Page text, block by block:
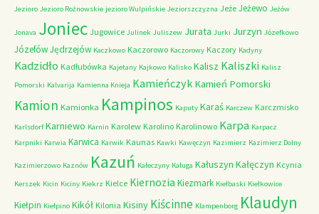
Jezioro Jezioro Rożnowskie jezioro Wulpińskie Jeziorszczyzna Jeże Jeżewo Jeżów
Jonava Joniec Jugowice Julinek Juliszew Jurata Jurki Jurzyn Józefkowo
JózefówJędrzejów Kaczkowo Kaczorowo Kaczorowy Kaczory Kadyny
Kadzidło Kadłubówka Kajetany Kajkowo Kalisko Kalisz Kaliszki Kalisz
Pomorski Kalvarija Kamienna Knieja Kamieńczyk Kamień Pomorski
Kamion Kamionka Kampinos Kaputy Karaś Karczew Karczmisko
Karlsdorf Karniewo Karnin Karolew Karolino Karolinowo Karpa Karpacz
Karpniki Karwia Karwica Karwik Kaunas Kawki Kawęczyn Kazimierz Kazimierz Dolny
Kazimierzowo Kaznów Kazuń Kałeczyny Kaługa Kałuszyn Kałęczyn Kcynia
Kerszek Kicin Kiciny Kiekrz Kielce Kiernozia Kiezmark Kiełbaski Kiełkowice
Kiełpin Kiełpino Kikół Kilonia Kisiny Kiścinne Klampenborg Klaudyn